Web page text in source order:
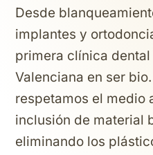
Desde
implantes y
primera clínica
Valenciana en ser
respetamos el medio
inclusión de material
eliminando los